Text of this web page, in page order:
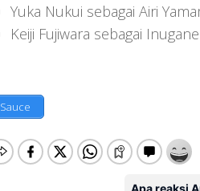
Yuka Nukui sebagai Airi
Keiji Fujiwara sebagai Inugane
Sauce